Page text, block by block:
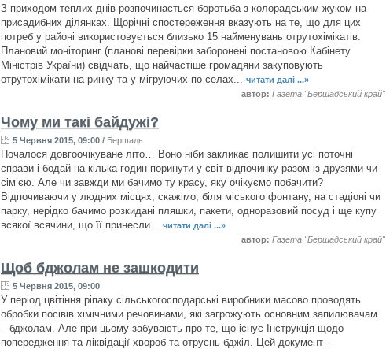
З приходом теплих днів розпочинається боротьба з колорадським жуком на
присадибних ділянках. Щорічні спостереження вказують на те, що для цих
потреб у районі використовується близько 15 найменувань отрутохімікатів.
Плановий моніторинг (планові перевірки заборонені постановою Кабінету
Міністрів України) свідчать, що найчастіше громадяни закуповують
отрутохімікати на ринку та у мігруючих по селах...
читати далі ...»
автор: Газета "Бершадський край"
Чому ми такі байдужі?
5 Червня 2015, 09:00 / Бершадь
Почалося довгоочікуване літо… Воно ніби закликає полишити усі поточні
справи і бодай на кілька годин поринути у світ відпочинку разом із друзями чи
сім’єю. Але чи завжди ми бачимо ту красу, яку очікуємо побачити?
Відпочиваючи у людних місцях, скажімо, біля міського фонтану, на стадіоні чи
парку, нерідко бачимо розкидані пляшки, пакети, одноразовий посуд і ще купу
всякої всячини, що її принесли...
читати далі ...»
автор: Газета "Бершадський край"
Щоб бджолам не зашкодити
5 Червня 2015, 09:00
У період цвітіння ріпаку сільськогосподарські виробники масово проводять
обробки посівів хімічними речовинами, які загрожують основним запилювачам
– бджолам. Але при цьому забувають про те, що існує Інструкція щодо
попередження та ліквідації хвороб та отруєнь бджіл. Цей документ –